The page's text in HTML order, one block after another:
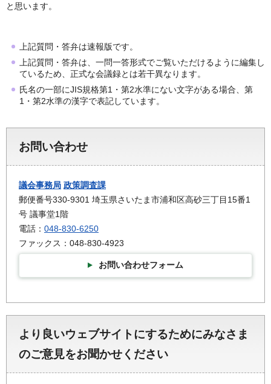
と思います。
上記質問・答弁は速報版です。
上記質問・答弁は、一問一答形式でご覧いただけるように編集し
ているため、正式な会議録とは若干異なります。
氏名の一部にJIS規格第1・第2水準にない文字がある場合、第
1・第2水準の漢字で表記しています。
お問い合わせ
議会事務局 政策調査課
郵便番号330-9301 埼玉県さいたま市浦和区高砂三丁目15番1
号 議事堂1階
電話： 048-830-6250
ファックス：048-830-4923
お問い合わせフォーム
より良いウェブサイトにするためにみなさま
のご意見をお聞かせください